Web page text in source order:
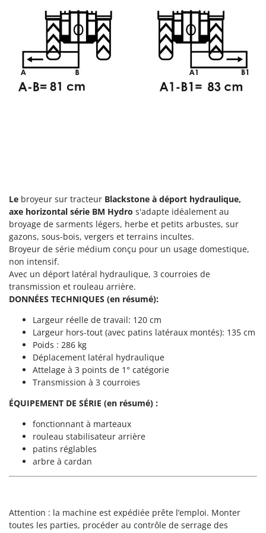
Fendeuses à bois
Filets pour la Récolte des olives
Filtres pour vin et huile
Floconneuses
Friteuses sans huile
G
Générateurs d'air chaud
Godets à terre basculants pour tracteur
Groupes électrogènes
Gyrobroyeurs à lame pour tracteur
Haches - Cognées et Hachettes
Hachoirs à viande
Herses à Dents
Herses Rotatives
L
Lames niveleuses pour tracteur
Lave-vitres
Lieuses électriques pour vignes
Comet
Cresco
Cruccolini
CTEK
Diesse
Docma
Dominion
Dreame
E
EcoFlow
Effeuno
Einhell
Elegen
Energy Gruppi
Enotecnica Pillan
Eschenfelder
EuroMech
Eurosystems
Fama Industrie
Famag
Le broyeur sur tracteur Blackstone à déport hydraulique,
axe horizontal série BM Hydro s'adapte idéalement au
broyage de sarments légers, herbe et petits arbustes, sur
gazons, sous-bois, vergers et terrains incultes.
Broyeur de série médium conçu pour un usage domestique,
non intensif.
Avec un déport latéral hydraulique, 3 courroies de
transmission et rouleau arrière.
DONNÉES TECHNIQUES (en résumé):
Largeur réelle de travail: 120 cm
Largeur hors-tout (avec patins latéraux montés): 135 cm
Poids : 286 kg
Déplacement latéral hydraulique
Attelage à 3 points de 1° catégorie
Transmission à 3 courroies
ÉQUIPEMENT DE SÉRIE (en résumé) :
fonctionnant à marteaux
rouleau stabilisateur arrière
patins réglables
arbre à cardan
Attention : la machine est expédiée prête l’emploi. Monter
toutes les parties, procéder au contrôle de serrage des